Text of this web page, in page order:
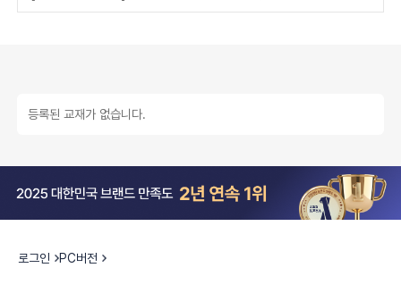
등록된 교재가 없습니다.
로그인 PC버전